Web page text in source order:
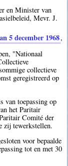
en Minister van
Mevr. J.
5 december 1968,
"Nationaal
collectieve
geregistreerd op
van toepassing op
het Paritair
Comité der
zij tewerkstellen.
voor bepaalde
tot en met 30